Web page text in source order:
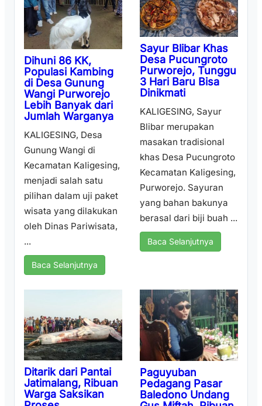
Dihuni 86 KK,
Populasi Kambing
di Desa Gunung
Wangi Purworejo
Lebih Banyak dari
Jumlah Warganya
KALIGESING, Desa
Gunung Wangi di
Kecamatan Kaligesing,
menjadi salah satu
pilihan dalam uji paket
wisata yang dilakukan
oleh Dinas Pariwisata,
...
Baca Selanjutnya
Sayur Blibar Khas
Desa Pucungroto
Purworejo, Tunggu
3 Hari Baru Bisa
Dinikmati
KALIGESING, Sayur
Blibar merupakan
masakan tradisional
khas Desa Pucungroto
Kecamatan Kaligesing,
Purworejo. Sayuran
yang bahan bakunya
berasal dari biji buah ...
Baca Selanjutnya
Ditarik dari Pantai
Jatimalang, Ribuan
Warga Saksikan
Paguyuban
Pedagang Pasar
Baledono Undang